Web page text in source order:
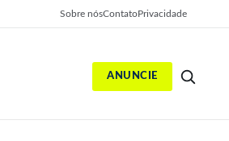
Sobre nósContatoPrivacidade
ANUNCIE